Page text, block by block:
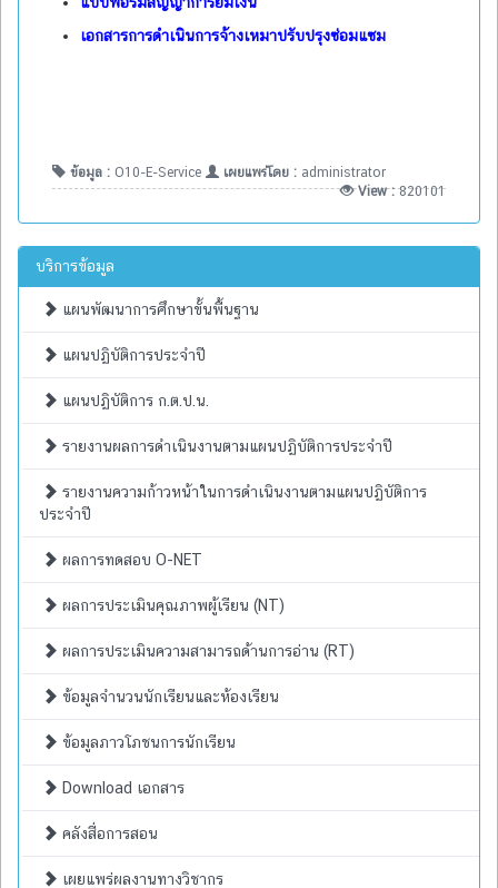
เอกสารการดำเนินการจ้างเหมาปรับปรุงซ่อมแซม
ข้อมูล : O10-E-Service เผยแพร่โดย : administrator
View :820101
บริการข้อมูล
แผนพัฒนาการศึกษาขั้นพื้นฐาน
แผนปฏิบัติการประจำปี
แผนปฏิบัติการ ก.ต.ป.น.
รายงานผลการดำเนินงานตามแผนปฏิบัติการประจำปี
รายงานความก้าวหน้าในการดำเนินงานตามแผนปฏิบัติการ
ประจำปี
ผลการทดสอบ O-NET
ผลการประเมินคุณภาพผู้เรียน (NT)
ผลการประเมินความสามารถด้านการอ่าน (RT)
ข้อมูลจำนวนนักเรียนและห้องเรียน
ข้อมูลภาวโภชนการนักเรียน
Download เอกสาร
คลังสื่อการสอน
เผยแพร่ผลงานทางวิชากร